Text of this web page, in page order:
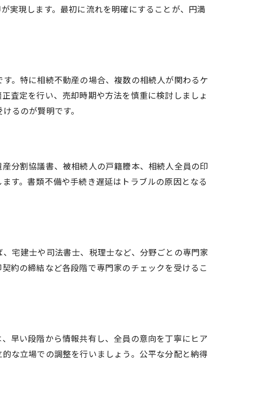
法
実現します。最初に流れを明確にすることが、円満
。特に相続不動産の場合、複数の相続人が関わるケ
査定を行い、売却時期や方法を慎重に検討しましょ
るのが賢明です。
分割協議書、被相続人の戸籍謄本、相続人全員の印
す。書類不備や手続き遅延はトラブルの原因となる
宅建士や司法書士、税理士など、分野ごとの専門家
約の締結など各段階で専門家のチェックを受けるこ
早い段階から情報共有し、全員の意向を丁寧にヒア
な立場での調整を行いましょう。公平な分配と納得